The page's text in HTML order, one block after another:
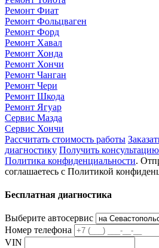
Ремонт Фиат
Ремонт Фольцваген
Ремонт Форд
Ремонт Хавал
Ремонт Хонда
Ремонт Хончи
Ремонт Чанган
Ремонт Чери
Ремонт Шкода
Ремонт Ягуар
Сервис Мазда
Сервис Хончи
Рассчитать стоимость работы
диагностику Получить консультацию
Политика конфиденциальности.
соглашаетесь с Политикой
Бесплатная диагностика
Выберите автосервис
Номер телефона
VIN